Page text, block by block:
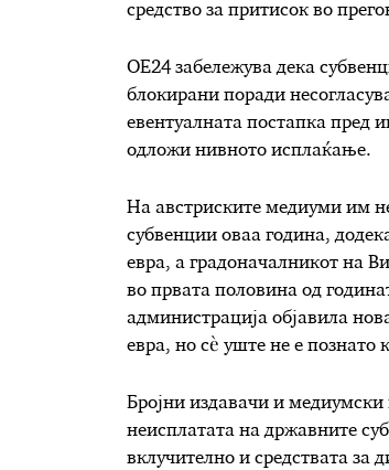
средство за притисок во
OE24 забележува дека
блокирани поради
евентуалната постапка пред
одложи нивното исплаќање.
На австриските медиуми им
субвенции оваа година,
евра, а градоначалникот на
во првата половина од
администрација објавила
евра, но сè уште не е познато
Бројни издавачи и
неисплатата на државните
вклучително и средствата за